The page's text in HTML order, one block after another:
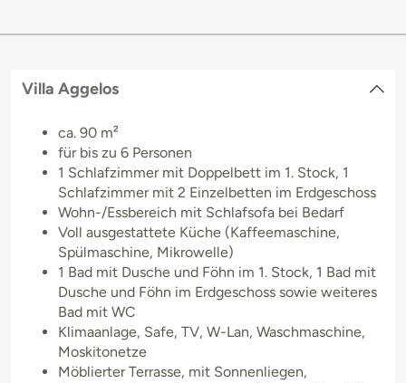
Villa Aggelos
ca. 90 m²
für bis zu 6 Personen
1 Schlafzimmer mit Doppelbett im 1. Stock, 1
Schlafzimmer mit 2 Einzelbetten im Erdgeschoss
Wohn-/Essbereich mit Schlafsofa bei Bedarf
Voll ausgestattete Küche (Kaffeemaschine,
Spülmaschine, Mikrowelle)
1 Bad mit Dusche und Föhn im 1. Stock, 1 Bad mit
Dusche und Föhn im Erdgeschoss sowie weiteres
Bad mit WC
Klimaanlage, Safe, TV, W-Lan, Waschmaschine,
Moskitonetze
Möblierter Terrasse, mit Sonnenliegen,